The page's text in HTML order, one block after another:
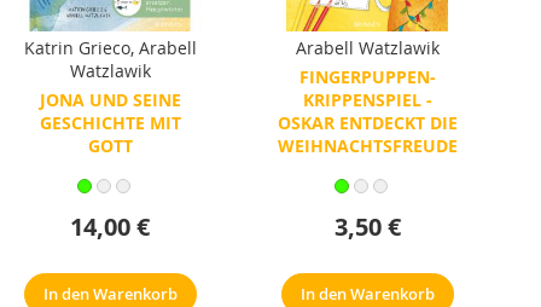
Katrin Grieco, Arabell
Watzlawik
JONA UND SEINE
GESCHICHTE MIT
GOTT
14,00 €
In den Warenkorb
Arabell Watzlawik
FINGERPUPPEN-
KRIPPENSPIEL -
OSKAR ENTDECKT DIE
WEIHNACHTSFREUDE
3,50 €
In den Warenkorb